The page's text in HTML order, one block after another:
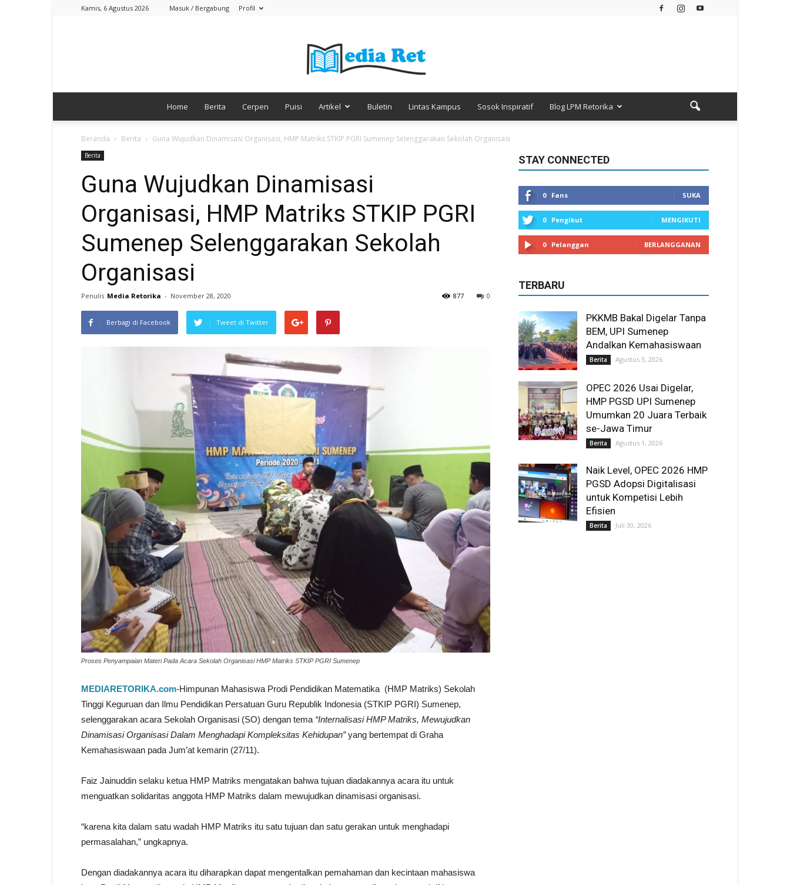
Kamis, 6 Agustus 2026 Masuk / Bergabung Profil
Media
Home Berita Cerpen Puisi Artikel Buletin Lintas Kampus Sosok Inspiratif Blog LPM Retorika
Beranda Berita Guna Wujudkan Dinamisasi Organisasi, HMP Matriks STKIP PGRI Sumenep Selenggarakan Sekolah Organisasi
Berita
Guna Wujudkan Dinamisasi
Organisasi, HMP Matriks STKIP PGRI
Sumenep Selenggarakan Sekolah
Organisasi
Penulis Media Retorika - November 28, 2020 0
877
Berbagi di Facebook Tweet di Twitter
Proses Penyampaian Materi Pada Acara Sekolah Organisasi HMP Matriks STKIP PGRI Sumenep
MEDIARETORIKA.com-Himpunan Mahasiswa Prodi Pendidikan Matematika (HMP Matriks) Sekolah
Tinggi Keguruan dan Ilmu Pendidikan Persatuan Guru Republik Indonesia (STKIP PGRI) Sumenep,
selenggarakan acara Sekolah Organisasi (SO) dengan tema “Internalisasi HMP Matriks, Mewujudkan
Dinamisasi Organisasi Dalam Menghadapi Kompleksitas Kehidupan”yang bertempat di Graha
Kemahasiswaan pada Jum’at kemarin (27/11).
Faiz Jainuddin selaku ketua HMP Matriks mengatakan bahwa tujuan diadakannya acara itu untuk
menguatkan solidaritas anggota HMP Matriks dalam mewujudkan dinamisasi organisasi.
“karena kita dalam satu wadah HMP Matriks itu satu tujuan dan satu gerakan untuk menghadapi
permasalahan,” ungkapnya.
Dengan diadakannya acara itu diharapkan dapat mengentalkan pemahaman dan kecintaan mahasiswa
STAY CONNECTED
0 Fans SUKA
0 Pengikut MENGIKUTI
0 Pelanggan BERLANGGANAN
TERBARU
PKKMB Bakal Digelar Tanpa
BEM, UPI Sumenep
Andalkan Kemahasiswaan
Berita Agustus 3, 2026
OPEC 2026 Usai Digelar,
HMP PGSD UPI Sumenep
Umumkan 20 Juara Terbaik
se-Jawa Timur
Berita Agustus 1, 2026
Naik Level, OPEC 2026 HMP
PGSD Adopsi Digitalisasi
untuk Kompetisi Lebih
Efisien
Berita Juli 30, 2026